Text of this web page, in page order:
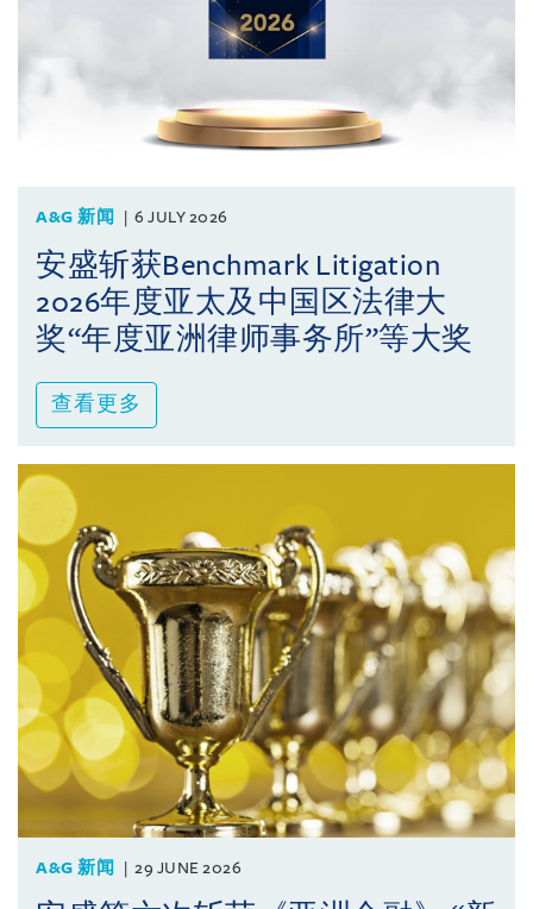
A&G 新闻 6 JULY 2026
安盛斩获Benchmark Litigation
2026年度亚太及中国区法律大
奖“年度亚洲律师事务所”等大奖
查看更多
A&G 新闻 29 JUNE 2026